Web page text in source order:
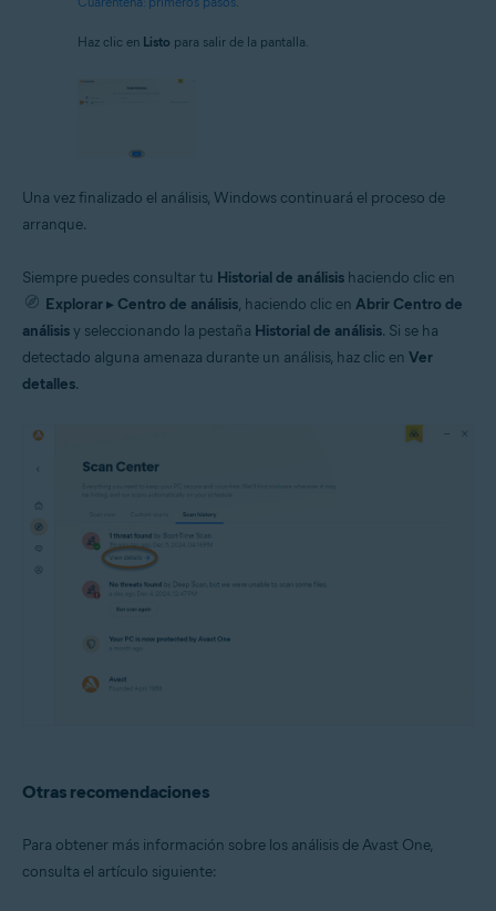
Haz clic en Listo para salir de la pantalla.
Una vez finalizado el análisis, Windows continuará el proceso de
arranque.
Siempre puedes consultar tu Historial de análisis haciendo clic en
Explorar▸ Centro de análisis, haciendo clic en Abrir Centro de
análisisy seleccionando la pestaña Historial de análisis. Si se ha
detectado alguna amenaza durante un análisis, haz clic en Ver
detalles.
Otras recomendaciones
Para obtener más información sobre los análisis de Avast One,
consulta el artículo siguiente: